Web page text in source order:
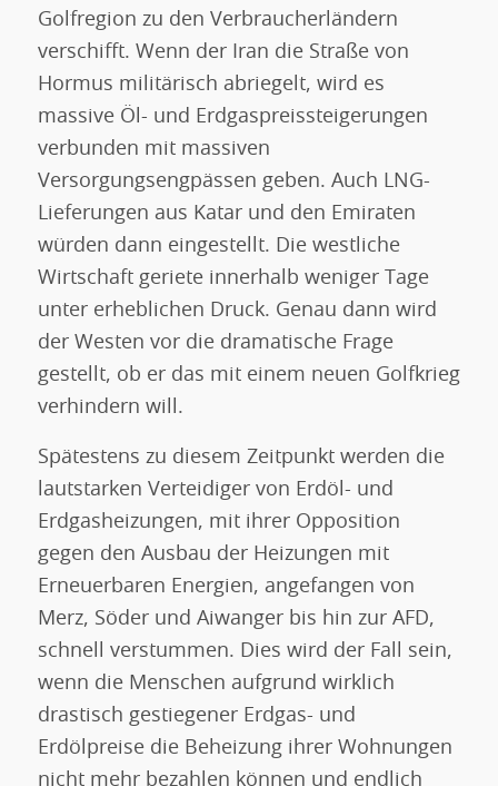
Golfregion zu den Verbraucherländern
verschifft. Wenn der Iran die Straße von
Hormus militärisch abriegelt, wird es
massive Öl- und Erdgaspreissteigerungen
verbunden mit massiven
Versorgungsengpässen geben. Auch LNG-
Lieferungen aus Katar und den Emiraten
würden dann eingestellt. Die westliche
Wirtschaft geriete innerhalb weniger Tage
unter erheblichen Druck. Genau dann wird
der Westen vor die dramatische Frage
gestellt, ob er das mit einem neuen Golfkrieg
verhindern will.
Spätestens zu diesem Zeitpunkt werden die
lautstarken Verteidiger von Erdöl- und
Erdgasheizungen, mit ihrer Opposition
gegen den Ausbau der Heizungen mit
Erneuerbaren Energien, angefangen von
Merz, Söder und Aiwanger bis hin zur AFD,
schnell verstummen. Dies wird der Fall sein,
wenn die Menschen aufgrund wirklich
drastisch gestiegener Erdgas- und
Erdölpreise die Beheizung ihrer Wohnungen
nicht mehr bezahlen können und endlich